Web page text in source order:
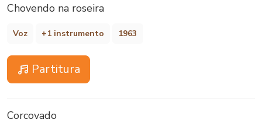
Chovendo na roseira
Voz +1 instrumento 1963
Partitura
Corcovado